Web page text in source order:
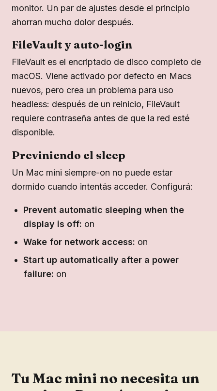
monitor. Un par de ajustes desde el principio
ahorran mucho dolor después.
FileVault y auto-login
FileVault es el encriptado de disco completo de
macOS. Viene activado por defecto en Macs
nuevos, pero crea un problema para uso
headless: después de un reinicio, FileVault
requiere contraseña antes de que la red esté
disponible.
Previniendo el sleep
Un Mac mini siempre-on no puede estar
dormido cuando intentás acceder. Configurá:
Prevent automatic sleeping when the
display is off: on
Wake for network access: on
Start up automatically after a power
failure: on
Tu Mac mini no necesita un